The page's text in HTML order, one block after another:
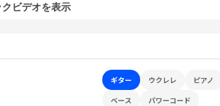
クビデオを表示
ギター ウクレレ
ピアノ
ベース
パワーコード